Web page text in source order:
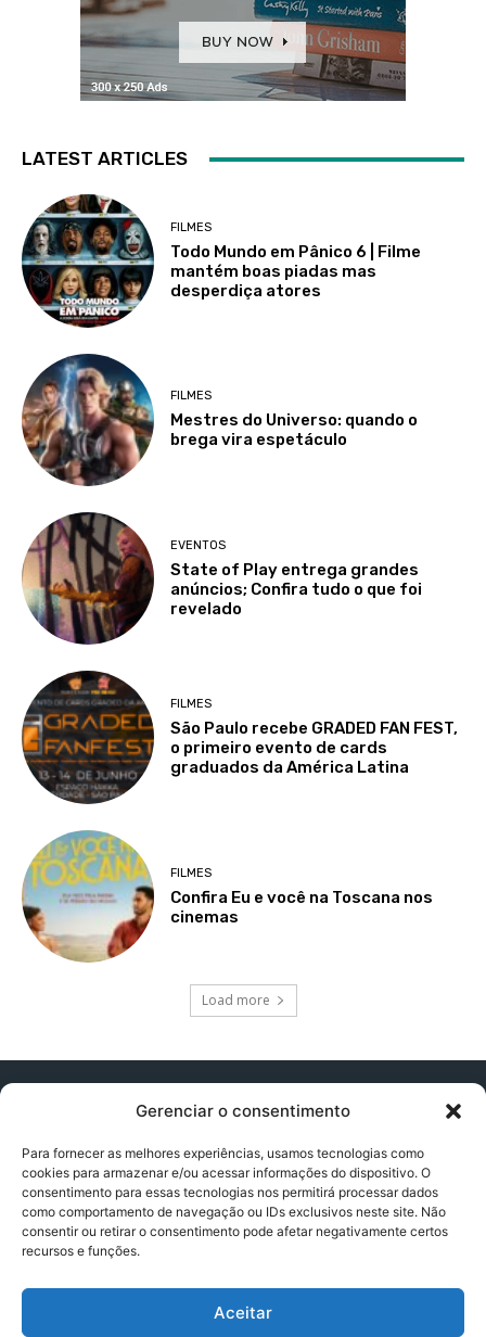
Gerenciar o consentimento
Para fornecer as melhores experiências, usamos tecnologias como
cookies para armazenar e/ou acessar informações do dispositivo. O
consentimento para essas tecnologias nos permitirá processar dados
como comportamento de navegação ou IDs exclusivos neste site. Não
consentir ou retirar o consentimento pode afetar negativamente certos
recursos e funções.
Aceitar
LATEST ARTICLES
FILMES
Todo Mundo em Pânico 6 | Filme
mantém boas piadas mas
desperdiça atores
FILMES
Mestres do Universo: quando o
brega vira espetáculo
EVENTOS
State of Play entrega grandes
anúncios; Confira tudo o que foi
revelado
FILMES
São Paulo recebe GRADED FAN FEST,
o primeiro evento de cards
graduados da América Latina
FILMES
Confira Eu e você na Toscana nos
cinemas
Load more
Contato:contatopapogeek@gmail.com
Política de Privacidade